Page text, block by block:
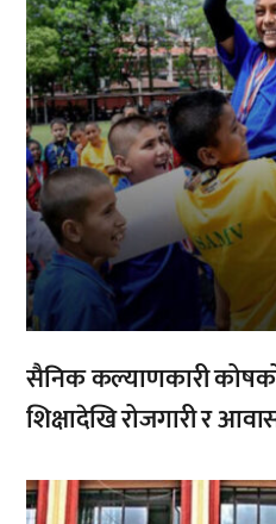
सैनिक कल्याणकारी
शिक्षादेखि रोजगारी र
,